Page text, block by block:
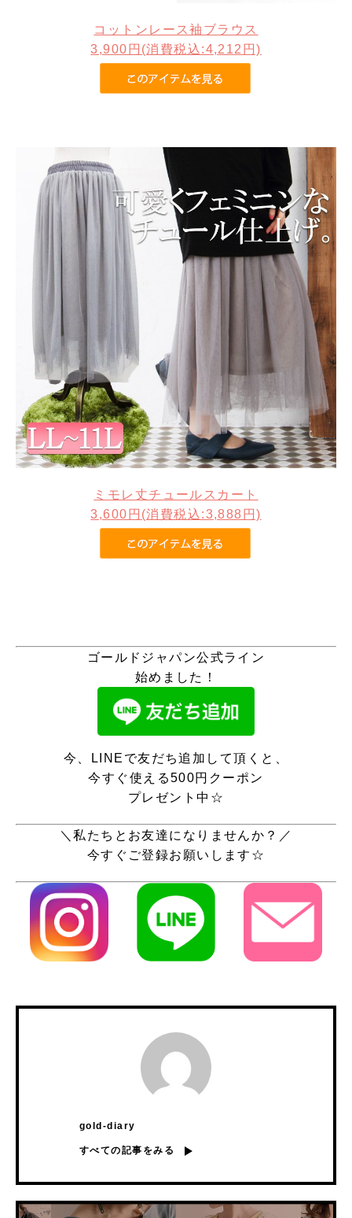
コットンレース袖ブラウス
3,900円(消費税込:4,212円)
ミモレ丈チュールスカート
3,600円(消費税込:3,888円)
ゴールドジャパン公式ライン
始めました！
今、LINEで友だち追加して頂くと、
今すぐ使える500円クーポン
プレゼント中☆
＼私たちとお友達になりませんか？／
今すぐご登録お願いします☆
gold-diary
すべての記事をみる